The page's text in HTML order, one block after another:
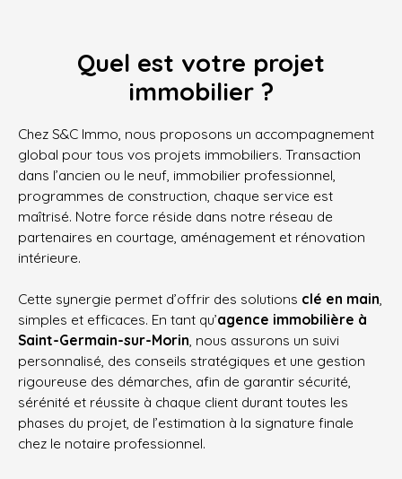
Quel est votre projet
immobilier ?
Chez S&C Immo, nous proposons un accompagnement
global pour tous vos projets immobiliers. Transaction
dans l’ancien ou le neuf, immobilier professionnel,
programmes de construction, chaque service est
maîtrisé. Notre force réside dans notre réseau de
partenaires en courtage, aménagement et rénovation
intérieure.
Cette synergie permet d’offrir des solutions clé en main,
simples et efficaces. En tant qu’agence immobilière à
Saint-Germain-sur-Morin, nous assurons un suivi
personnalisé, des conseils stratégiques et une gestion
rigoureuse des démarches, afin de garantir sécurité,
sérénité et réussite à chaque client durant toutes les
phases du projet, de l’estimation à la signature finale
chez le notaire professionnel.